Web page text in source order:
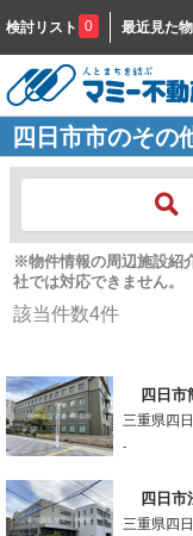
検討リスト 0 最近見た
四日市市のその
※物件情報の周辺施設紹
社では対応できません。
該当件数4件
四日市
三重県四
-
四日市
三重県四